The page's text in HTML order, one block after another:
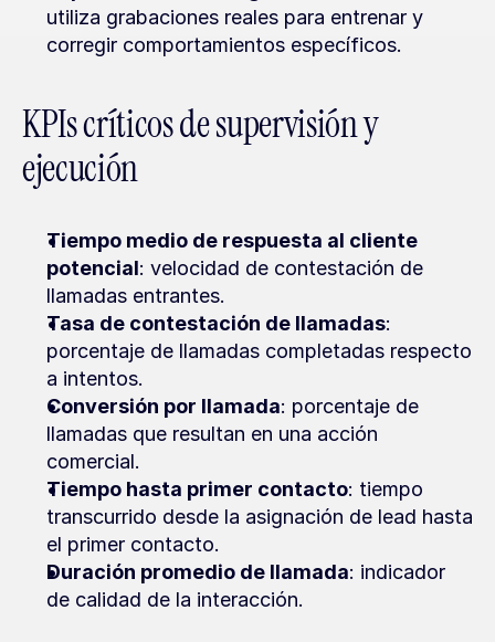
utiliza grabaciones reales para entrenar y
corregir comportamientos específicos.
KPIs críticos de supervisión y
ejecución
Tiempo medio de respuesta al cliente
potencial: velocidad de contestación de
llamadas entrantes.
Tasa de contestación de llamadas:
porcentaje de llamadas completadas respecto
a intentos.
Conversión por llamada: porcentaje de
llamadas que resultan en una acción
comercial.
Tiempo hasta primer contacto: tiempo
transcurrido desde la asignación de lead hasta
el primer contacto.
Duración promedio de llamada: indicador
de calidad de la interacción.